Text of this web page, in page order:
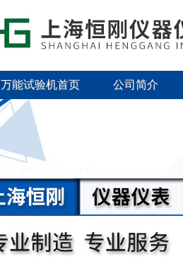
万能试验机首页 公司简介